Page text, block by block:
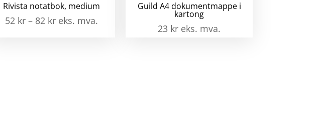
Rivista notatbok, medium
52 kr – 82 kr eks. mva.
Guild A4 dokumentmappe i
kartong
23 kr eks. mva.